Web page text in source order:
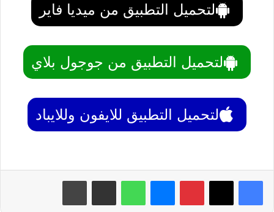
لتحميل التطبيق من ميديا فاير
لتحميل التطبيق من جوجول بلاي
لتحميل التطبيق للايفون وللايباد
بينتيريست واتساب